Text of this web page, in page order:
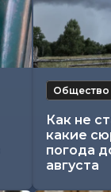
Общество
Как не
какие
погода
августа